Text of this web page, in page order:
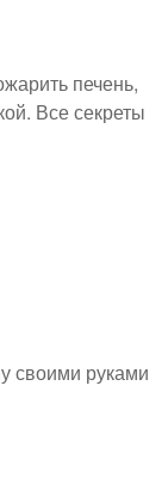
печень,
Все секреты
своими руками